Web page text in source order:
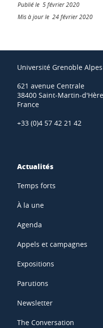
Publié le 5 février 2020
Mis à jour le 24 février 2020
Université Grenoble Alpes
621 avenue Centrale
38400 Saint-Martin-
France
+33 (0)4 57 42 21 42
Actualités
Temps forts
À la une
Agenda
Appels et campagnes
Expositions
Parutions
Newsletter
The Conversation